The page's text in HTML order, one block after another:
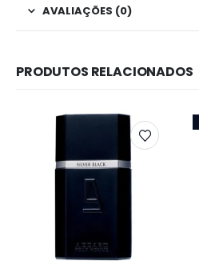
AVALIAÇÕES (0)
PRODUTOS RELACIONADOS